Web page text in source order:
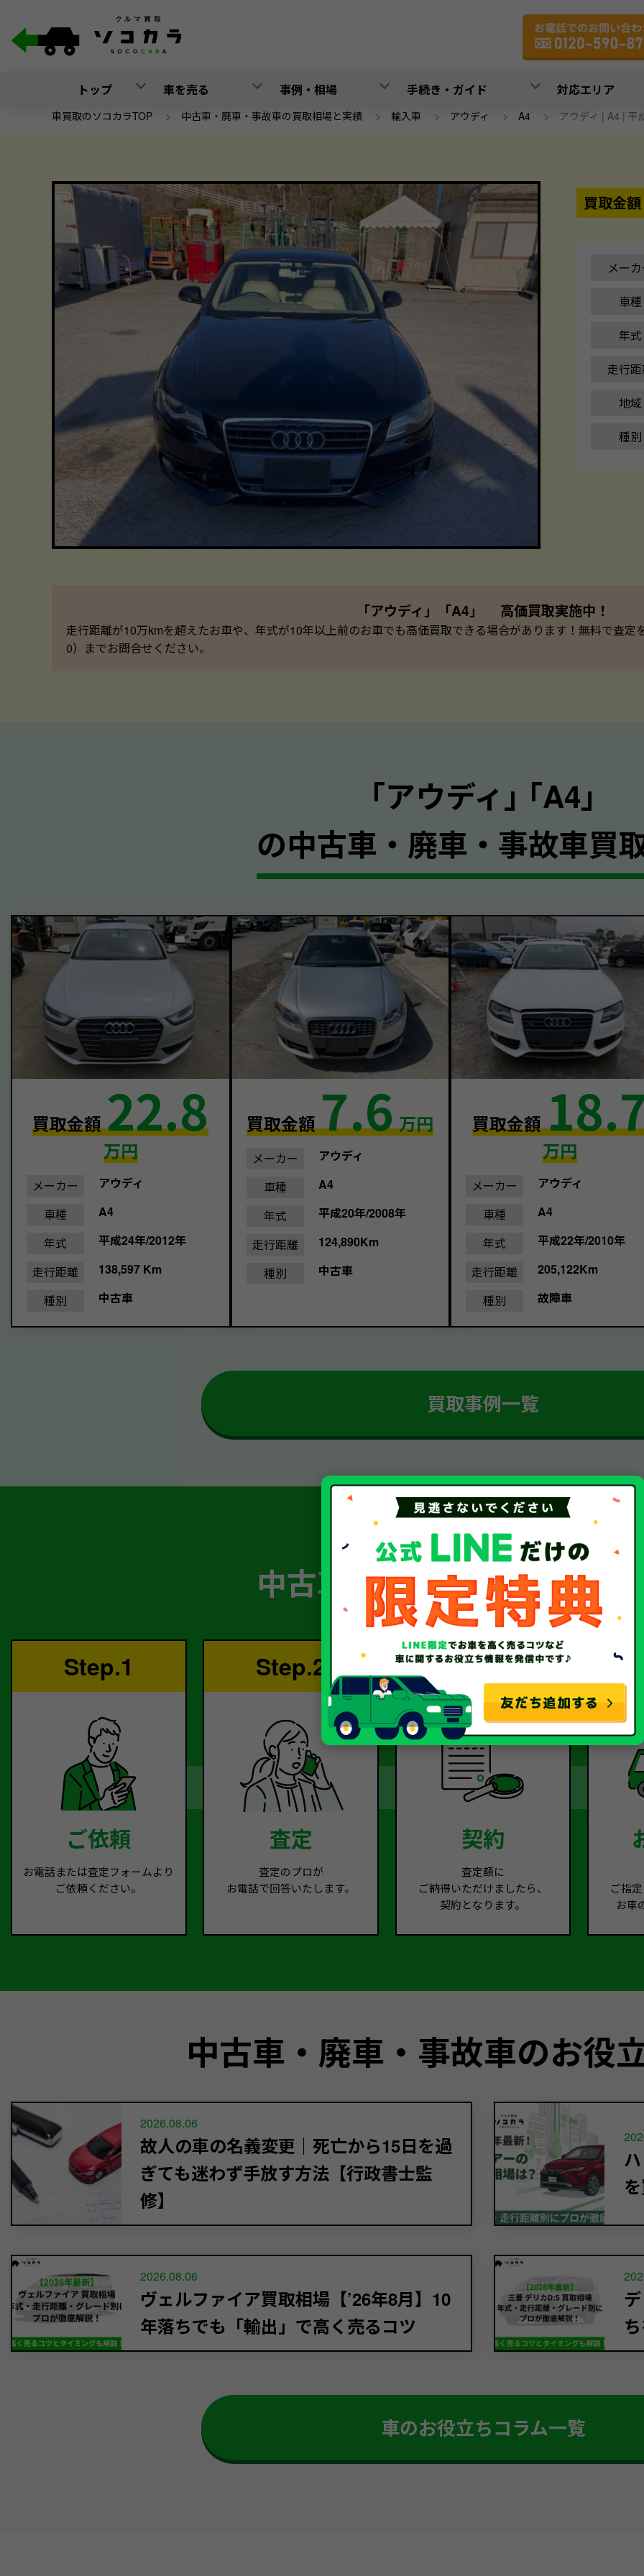
トップ 車を売る 事例・相場 手続き・ガイド 対応エリア
車買取のソコカラTOP > 中古車・廃車・事故車の買取相場と実績 > 輸入車 > アウディ > A4 > アウディ | A4 | 平
買取金額
メー
車種
年式
走行
地域
種別
「アウディ」「A4」 高価買取実施中！
走行距離が10万kmを超えたお車や、年式が10年以上前のお車でも高価買取できる場合があります！無料で査定
0）までお問合せください。
｢アウディ｣ ｢A4｣
の中古車・廃車・事故車買
買取金額22.8
万円
メーカー
アウディ
車種
A4
年式
平成24年/2012年
走行距離
138,597 Km
種別
中古車
買取金額7.6 万円
メーカー
アウディ
車種
A4
年式
平成20年/2008年
走行距離
124,890Km
種別
中古車
買取金額
万円
メーカー
アウディ
車種
A4
年式
平成22年/2010年
走行距離
205,122Km
種別
故障車
買取事例一覧
簡単 5ステップ！
中古車・廃車・事故車買取
Step.1
ご依頼
お電話または査定フォームより
ご依頼ください。
Step.2
査定
査定のプロが
お電話で回答いたします。
Step.3
契約
査定額に
ご納得いただけましたら、
契約となります。
ご指
お車
中古車・廃車・事故車のお役
2026.08.06
故人の車の名義変更｜死亡から15日を過
ぎても迷わず手放す方法【行政書士監
修】
2026.08.06
ヴェルファイア買取相場【’26年8月】10
年落ちでも「輸出」で高く売るコツ
車のお役立ちコラム一覧